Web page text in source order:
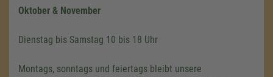
Oktober & November
Dienstag bis Samstag 10 bis 18 Uhr
Montags, sonntags und feiertags bleibt unsere